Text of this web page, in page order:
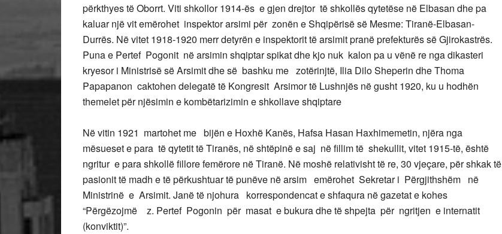
përkthyes të Oborrt. Viti shkollor 1914-ës e gjen drejtor të shkollës qytetëse në Elbasan dhe pa
kaluar një vit emërohet inspektor arsimi për zonën e Shqipërisë së Mesme: Tiranë-Elbasan-
Durrës. Në vitet 1918-1920 merr detyrën e inspektorit të arsimit pranë prefekturës së Gjirokastrës.
Puna e Pertef Pogonit në arsimin shqiptar spikat dhe kjo nuk kalon pa u vënë re nga dikasteri
kryesor i Ministrisë së Arsimit dhe së bashku me zotërinjtë, Ilia Dilo Sheperin dhe Thoma
Papapanon caktohen delegatë të Kongresit Arsimor të Lushnjës në gusht 1920, ku u hodhën
themelet për njësimin e kombëtarizimin e shkollave shqiptare
Në vitin 1921 martohet me bijën e Hoxhë Kanës, Hafsa Hasan Haxhimemetin, njëra nga
mësueset e para të qytetit të Tiranës, në shtëpinë e saj në fillim të shekullit, vitet 1915-të, është
ngritur e para shkollë fillore femërore në Tiranë. Në moshë relativisht të re, 30 vjeçare, për shkak të
pasionit të madh e të përkushtuar të punëve në arsim emërohet Sekretar i Përgjithshëm në
Ministrinë e Arsimit. Janë të njohura korrespondencat e shfaqura në gazetat e kohes
“Përgëzojmë z. Pertef Pogonin për masat e bukura dhe të shpejta për ngritjen e internatit
(konviktit)”.